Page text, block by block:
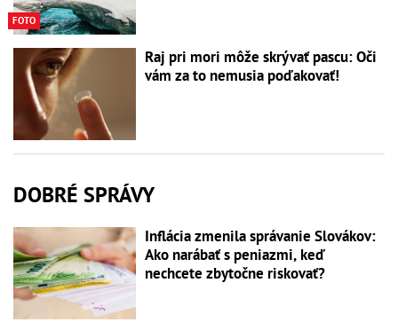
FOTO
Raj pri mori môže skrývať pascu: Oči
vám za to nemusia poďakovať!
DOBRÉ SPRÁVY
Inflácia zmenila správanie Slovákov:
Ako narábať s peniazmi, keď
nechcete zbytočne riskovať?